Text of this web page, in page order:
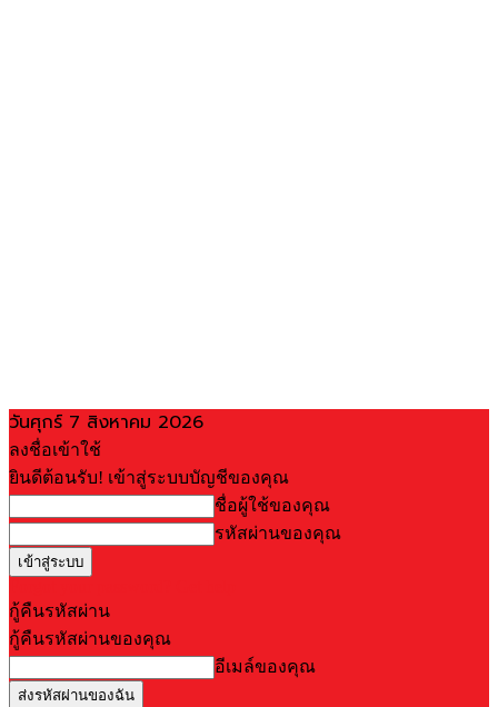
วันศุกร์ 7 สิงหาคม 2026
ลงชื่อเข้าใช้
ยินดีต้อนรับ! เข้าสู่ระบบบัญชีของคุณ
ชื่อผู้ใช้ของคุณ
รหัสผ่านของคุณ
กู้คืนรหัสผ่าน
กู้คืนรหัสผ่านของคุณ
อีเมล์ของคุณ